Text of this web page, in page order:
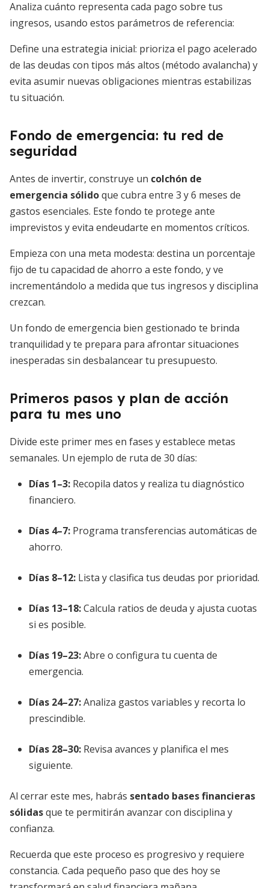
Analiza cuánto representa cada pago sobre tus
ingresos, usando estos parámetros de referencia:
Define una estrategia inicial: prioriza el pago acelerado
de las deudas con tipos más altos (método avalancha) y
evita asumir nuevas obligaciones mientras estabilizas
tu situación.
Fondo de emergencia: tu red de
seguridad
Antes de invertir, construye un colchón de
emergencia sólidoque cubra entre 3 y 6 meses de
gastos esenciales. Este fondo te protege ante
imprevistos y evita endeudarte en momentos críticos.
Empieza con una meta modesta: destina un porcentaje
fijo de tu capacidad de ahorro a este fondo, y ve
incrementándolo a medida que tus ingresos y disciplina
crezcan.
Un fondo de emergencia bien gestionado te brinda
tranquilidad y te prepara para afrontar situaciones
inesperadas sin desbalancear tu presupuesto.
Primeros pasos y plan de acción
para tu mes uno
Divide este primer mes en fases y establece metas
semanales. Un ejemplo de ruta de 30 días:
Días 1–3: Recopila datos y realiza tu diagnóstico
financiero.
Días 4–7: Programa transferencias automáticas de
ahorro.
Días 8–12: Lista y clasifica tus deudas por prioridad.
Días 13–18:Calcula ratios de deuda y ajusta cuotas
si es posible.
Días 19–23:Abre o configura tu cuenta de
emergencia.
Días 24–27:Analiza gastos variables y recorta lo
prescindible.
Días 28–30: Revisa avances y planifica el mes
siguiente.
Al cerrar este mes, habrás sentado bases financieras
sólidasque te permitirán avanzar con disciplina y
confianza.
Recuerda que este proceso es progresivo y requiere
constancia. Cada pequeño paso que des hoy se